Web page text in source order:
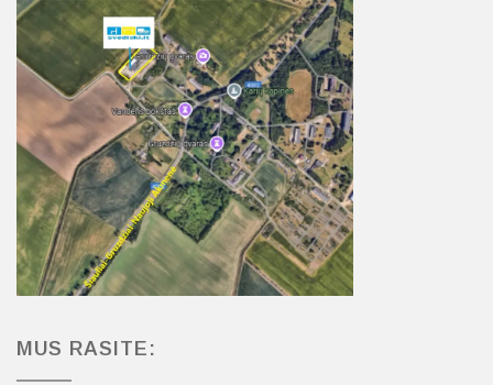
MUS RASITE: